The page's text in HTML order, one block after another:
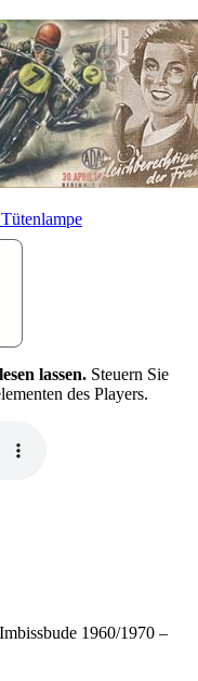
lassen. Steuern Sie
des Players.
1960/1970 –